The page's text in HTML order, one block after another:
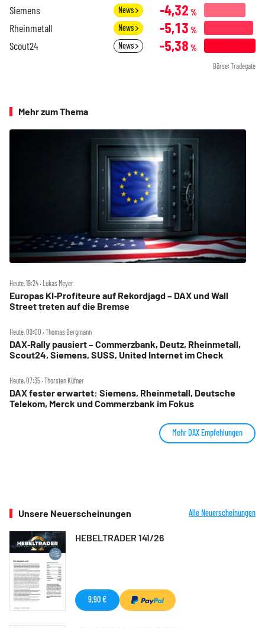
Siemens News -4,32 %
Rheinmetall News -5,13 %
Scout24 News -5,38 %
Börse: Tradegate
Mehr zum Thema
Heute, 19:24 ‧ Lukas Meyer
Europas KI‑Profiteure auf Rekordjagd – DAX und Wall
Street treten auf die Bremse
Heute, 09:00 ‧ Thomas Bergmann
DAX‑Rally pausiert – Commerzbank, Deutz, Rheinmetall,
Scout24, Siemens, SUSS, United Internet im Check
Heute, 07:35 ‧ Thorsten Küfner
DAX fester erwartet: Siemens, Rheinmetall, Deutsche
Telekom, Merck und Commerzbank im Fokus
Mehr DAX Empfehlungen
Unsere Neuerscheinungen Alle Neuerscheinungen
HEBELTRADER 141/26
9,90 €